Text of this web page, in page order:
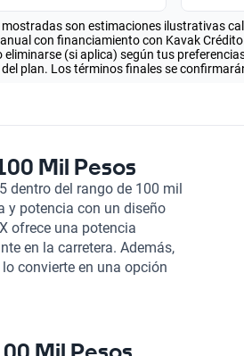
son estimaciones ilustrativas
con financiamiento con Kavak
eliminarse (si aplica) según tus
plan. Los términos finales se
Mil Pesos
dentro del rango de 100 mil
y potencia con un diseño
ofrece una potencia
en la carretera. Además,
convierte en una opción
MKX está diseñado para
facilitan